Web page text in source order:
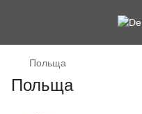
Польща
Польща